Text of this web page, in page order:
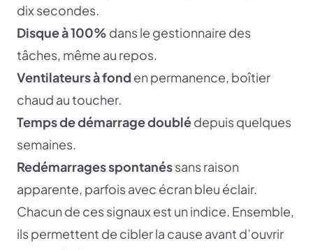
dix secondes.
Disque à 100% dans le gestionnaire des
tâches, même au repos.
Ventilateurs à fond en permanence, boîtier
chaud au toucher.
Temps de démarrage doublédepuis quelques
semaines.
Redémarrages spontanéssans raison
apparente, parfois avec écran bleu éclair.
Chacun de ces signaux est un indice. Ensemble,
ils permettent de cibler la cause avant d’ouvrir